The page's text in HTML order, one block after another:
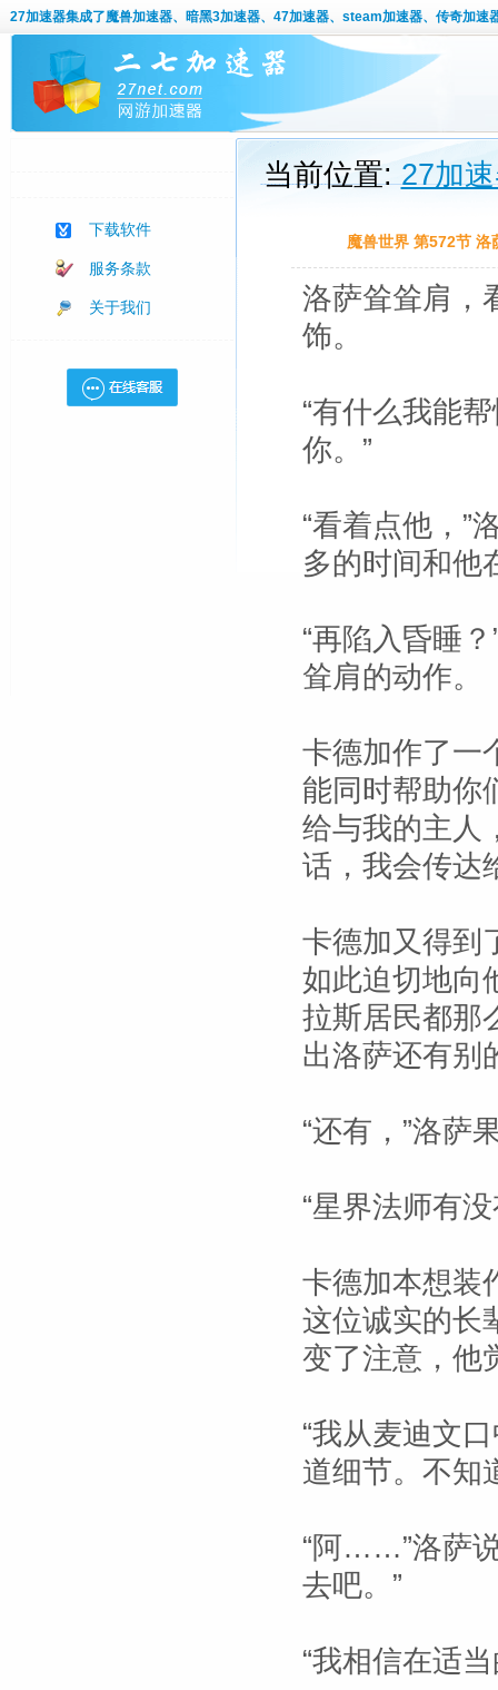
27加速器集成了魔兽加速器、暗黑3加速器、47加速器、steam加速器、传奇加速
下载软件
服务条款
关于我们
当前位置:27加
魔兽世界 第572节 洛
洛萨耸耸肩，
饰。
“有什么我能
你。”
“看着点他，”
多的时间和
“再陷入昏睡
耸肩的动作。
卡德加作了一
能同时帮助你
给与我的主人
话，我会传达
卡德加又得到
如此迫切地向
拉斯居民都那
出洛萨还有别
“还有，”洛萨
“星界法师有
卡德加本想装
这位诚实的长
变了注意，他
“我从麦迪文
道细节。不知
“阿……”洛萨
去吧。”
“我相信在适